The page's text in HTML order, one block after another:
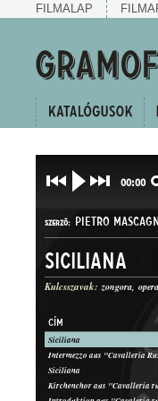
FILMALAP
00:00
SZERZŐ: PIETRO
MŰFAJ: ÁRIA
Siciliana
Kulcsszavak: zongora opera
CÍM
Siciliana
Siciliana